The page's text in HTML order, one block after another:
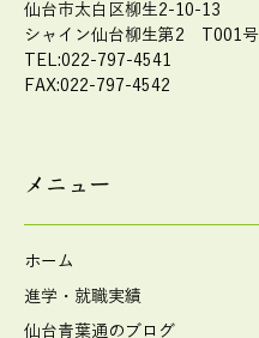
仙台市太白区柳生2-10-13
シャイン仙台柳生第2 T001号
TEL:022-797-4541
FAX:022-797-4542
メニュー
ホーム
進学・就職実績
仙台青葉通のブログ